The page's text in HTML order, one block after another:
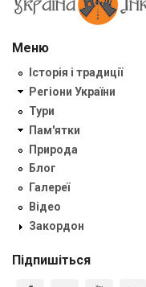
Меню
Історія і традиції
Регіони України
Тури
Пам'ятки
Природа
Блог
Галереї
Відео
Закордон
Підпишіться